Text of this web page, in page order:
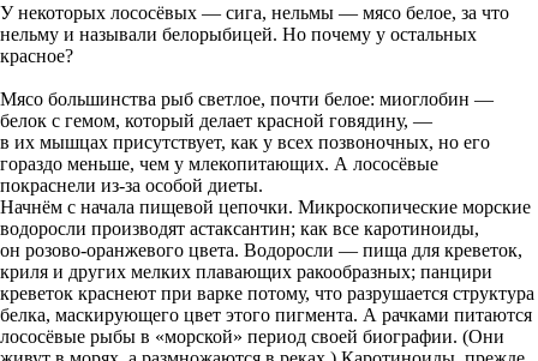
У некоторых лососёвых — ­сига, нельмы — мясо белое, за что
нельму и называли белорыбицей. Но почему у остальных
красное?
Мясо большинства рыб светлое, почти белое: миоглобин —
белок с гемом, который делает красной говядину, —
в их мышцах присутствует, как у всех позвоночных, но его
гораздо меньше, чем у млекопитающих. А лососёвые
покраснели из-за особой диеты.
Начнём с начала пищевой цепочки. Микроскопические морские
водоросли производят астаксантин; как все каротиноиды,
он розово-оранжевого цвета. Водоросли — пища для креветок,
криля и других мелких плавающих ракообразных; панцири
креветок краснеют при варке потому, что разрушается структура
белка, маскирующего цвет этого пигмента. А рачками питаются
лососёвые рыбы в «морской» период своей биографии. (Они